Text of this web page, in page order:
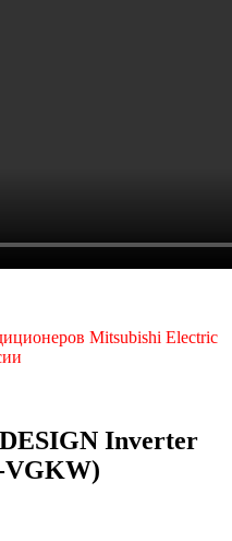
Mitsubishi Electric
Inverter